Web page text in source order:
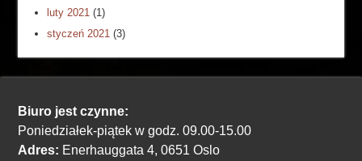
luty 2021 (1)
styczeń 2021 (3)
Biuro jest czynne:
Poniedziałek-piątek w godz. 09.00-15.00
Adres: Enerhauggata 4, 0651 Oslo